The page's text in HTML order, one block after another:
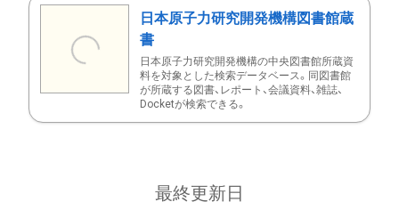
日本原子力研究開発機構図書館蔵
書
日本原子力研究開発機構の中央図書館所蔵資
料を対象とした検索データベース。同図書館
が所蔵する図書、レポート、会議資料、雑誌、
Docketが検索できる。
最終更新日